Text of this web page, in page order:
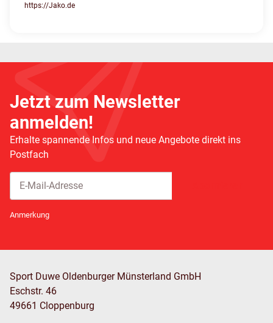
https://Jako.de
Jetzt zum Newsletter
anmelden!
Erhalte spannende Infos und neue Angebote direkt ins
Postfach
Anmerkung
Sport Duwe Oldenburger Münsterland GmbH
Eschstr. 46
49661 Cloppenburg